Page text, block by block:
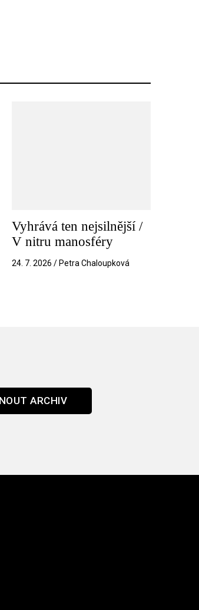
Vyhrává ten nejsilnější /
V nitru manosféry
24. 7. 2026 / Petra Chaloupková
ARCHIV